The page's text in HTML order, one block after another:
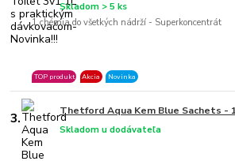
1 chémia do všetkých nádrží - Superkoncentrát
Skladom > 5 ks
TOP produkt Akcia Novinka
3. Thetford Aqua Kem Blue Sachets -
Skladom u dodávateľa